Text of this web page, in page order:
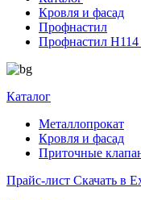
Кровля и фасад
Профнастил
Профнастил
Каталог
Металлопрокат
Кровля и фасад
Приточные
Прайс-лист Скачать в